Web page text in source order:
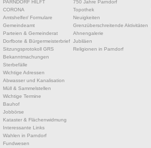
PARNDORF HILFT
CORONA
Amtshelfer/ Formulare
Gemeindeamt
Parteien & Gemeinderat
Dorfbote & Bürgermeisterbrief
Sitzungsprotokoll GRS
Bekanntmachungen
Sterbefälle
Wichtige Adressen
Abwasser und Kanalisation
Müll & Sammelstellen
Wichtige Termine
Bauhof
Jobbörse
Kataster & Flächenwidmung
Interessante Links
Wahlen in Parndorf
Fundwesen
750 Jahre Parndorf
Topothek
Neuigkeiten
Grenzüberschreitende Aktivitäten
Ahnengalerie
Jubiläen
Religionen in Parndorf